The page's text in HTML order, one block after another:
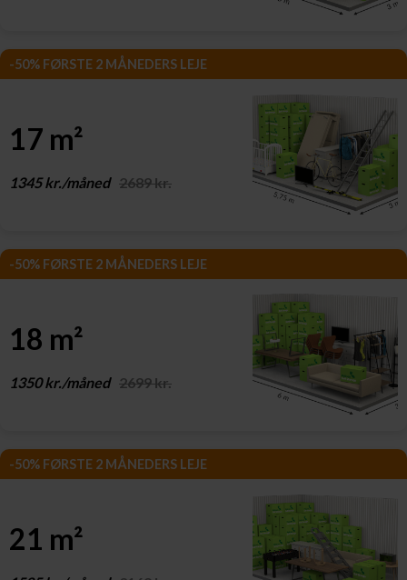
-50% FØRSTE 2 MÅNEDERS LEJE
17 m²
1345 kr./måned 2689 kr.
-50% FØRSTE 2 MÅNEDERS LEJE
18 m²
1350 kr./måned 2699 kr.
-50% FØRSTE 2 MÅNEDERS LEJE
21 m²